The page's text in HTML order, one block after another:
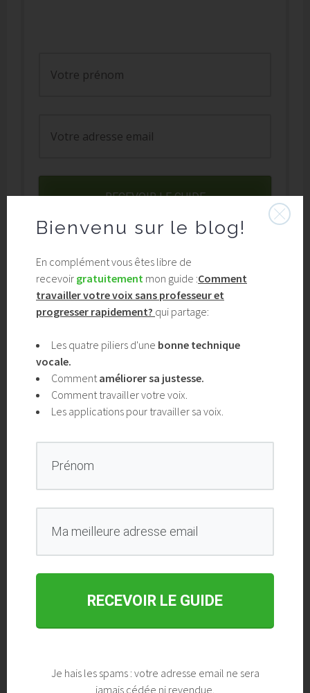
RECEVOIR LE GUIDE
WORDPRESS:
chargement…
Partager l'article
DES
ARTICLES
champs obligatoires sont indiqués avec*
Commentaire
Bienvenu sur le blog!
En complément vous êtes libre de
recevoir gratuitement mon guide :Comment
travailler votre voix sans professeur et
progresser rapidement? qui partage:
Les quatre piliers d'une bonne technique
vocale.
Comment améliorer sa justesse.
Comment travailler votre voix.
Les applications pour travailler sa voix.
RECEVOIR LE GUIDE
Je hais les spams : votre adresse email ne sera
jamais cédée ni revendue.